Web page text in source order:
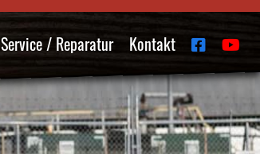
Service / Reparatur Kontakt